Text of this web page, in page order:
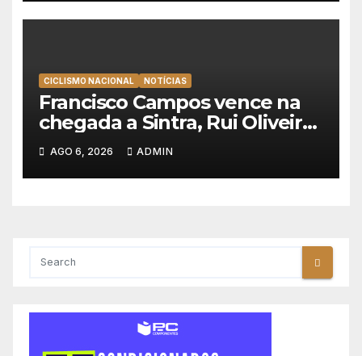
CICLISMO NACIONAL NOTÍCIAS
Francisco Campos vence na
chegada a Sintra, Rui Oliveira
veste de amarelo na Volta a
Portugal
AGO 6, 2026 ADMIN